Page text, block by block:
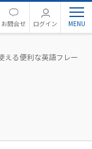
お問合せ ログイン
える便利な英語フレー